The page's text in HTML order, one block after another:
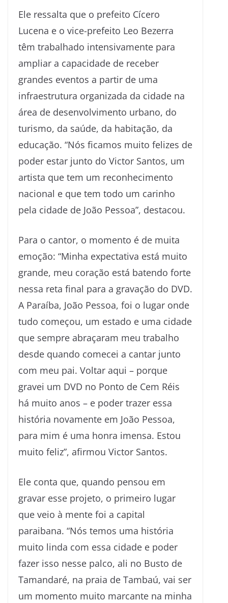
Ele ressalta que o prefeito Cícero
Lucena e o vice-prefeito Leo Bezerra
têm trabalhado intensivamente para
ampliar a capacidade de receber
grandes eventos a partir de uma
infraestrutura organizada da cidade na
área de desenvolvimento urbano, do
turismo, da saúde, da habitação, da
educação. “Nós ficamos muito felizes de
poder estar junto do Victor Santos, um
artista que tem um reconhecimento
nacional e que tem todo um carinho
pela cidade de João Pessoa”, destacou.
Para o cantor, o momento é de muita
emoção: “Minha expectativa está muito
grande, meu coração está batendo forte
nessa reta final para a gravação do DVD.
A Paraíba, João Pessoa, foi o lugar onde
tudo começou, um estado e uma cidade
que sempre abraçaram meu trabalho
desde quando comecei a cantar junto
com meu pai. Voltar aqui – porque
gravei um DVD no Ponto de Cem Réis
há muito anos – e poder trazer essa
história novamente em João Pessoa,
para mim é uma honra imensa. Estou
muito feliz”, afirmou Victor Santos.
Ele conta que, quando pensou em
gravar esse projeto, o primeiro lugar
que veio à mente foi a capital
paraibana. “Nós temos uma história
muito linda com essa cidade e poder
fazer isso nesse palco, ali no Busto de
Tamandaré, na praia de Tambaú, vai ser
um momento muito marcante na minha